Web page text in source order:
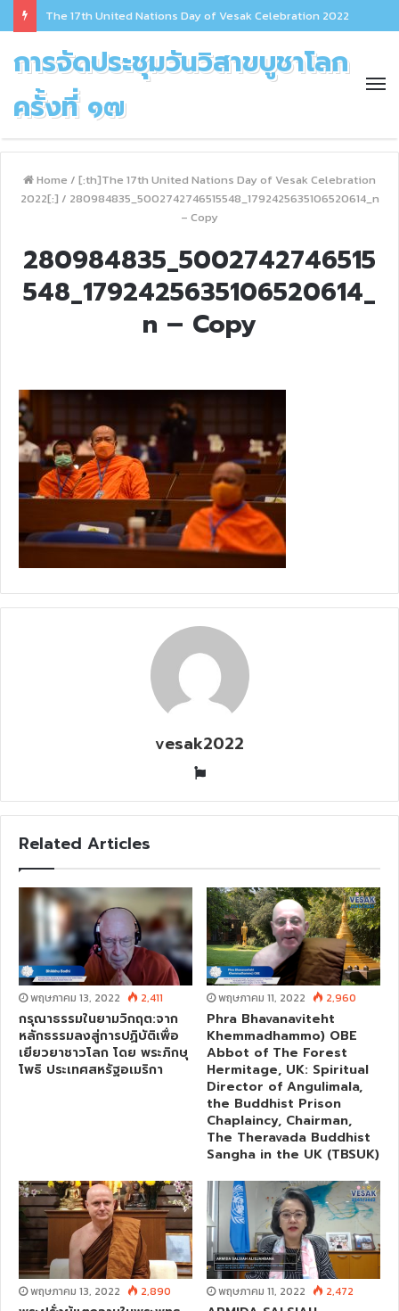
The 17th United Nations Day of Vesak Celebration 2022
การจัดประชุมวันวิสาขบูชาโลก
ครั้งที่ ๑๗
Home / [:th]The 17th United Nations Day of Vesak Celebration
2022[:] / 280984835_5002742746515548_1792425635106520614_n
– Copy
280984835_5002742746515
548_1792425635106520614_
n – Copy
vesak2022
W
b
t
e
Related Articles
พฤษภาคม 13, 2022 2,411
กรุณาธรรมในยามวิกฤต:จาก
หลักธรรมลงสู่การปฏิบัติเพื่อ
เยียวยาชาวโลก โดย พระภิกษุ
โพธิ ประเทศสหรัฐอเมริกา
พฤษภาคม 11, 2022 2,960
Phra Bhavanaviteht
Khemmadhammo) OBE
Abbot of The Forest
Hermitage, UK: Spiritual
Director of Angulimala,
the Buddhist Prison
Chaplaincy, Chairman,
The Theravada Buddhist
Sangha in the UK (TBSUK)
พฤษภาคม 13, 2022 2,890 พฤษภาคม 11, 2022 2,472